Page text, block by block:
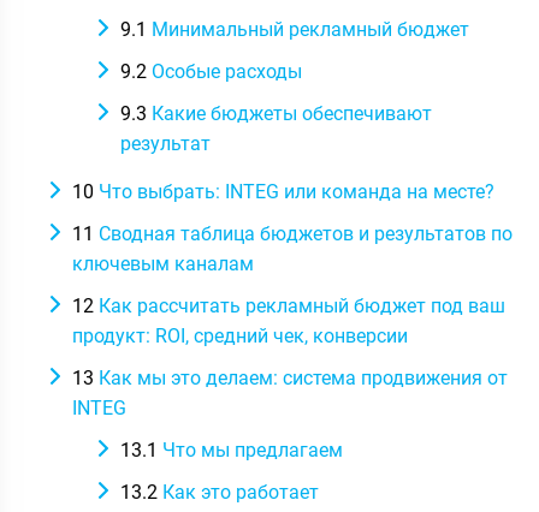
9.1 Минимальный рекламный бюджет
9.2 Особые расходы
9.3 Какие бюджеты обеспечивают
результат
10 Что выбрать: INTEG или команда на месте?
11 Сводная таблица бюджетов и результатов по
ключевым каналам​
12 Как рассчитать рекламный бюджет под ваш
продукт: ROI, средний чек, конверсии
13 Как мы это делаем: система продвижения от
INTEG
13.1 Что мы предлагаем
13.2 Как это работает